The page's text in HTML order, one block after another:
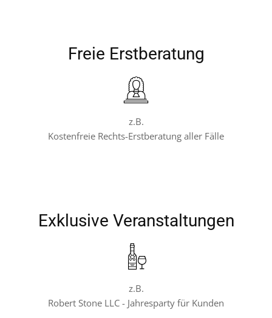
Freie Erstberatung
z.B.
Kostenfreie Rechts-Erstberatung aller Fälle
Exklusive Veranstaltungen
z.B.
Robert Stone LLC - Jahresparty für Kunden